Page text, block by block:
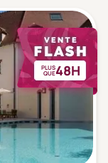
PLUS
QUE48H